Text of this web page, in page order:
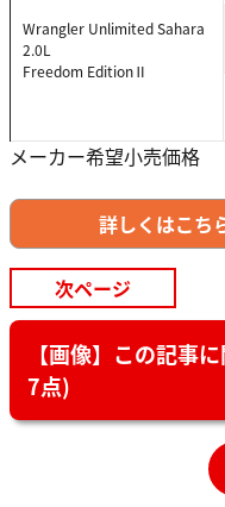
Wrangler Unlimited Sahara
2.0L
Freedom EditionⅡ
メーカー希望小売価格
詳しくはこち
次ページ
【画像】この記事
7点)